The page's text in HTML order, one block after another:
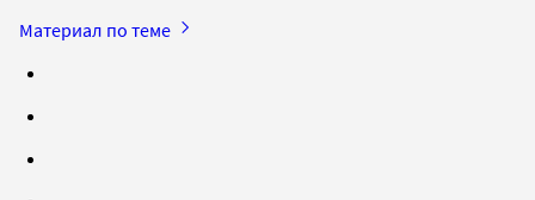
Материал по теме